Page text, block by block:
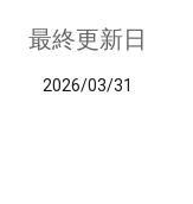
最終更新日
2026/03/31